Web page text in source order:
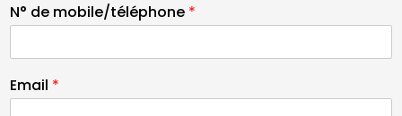
N° de mobile/téléphone *
Email *